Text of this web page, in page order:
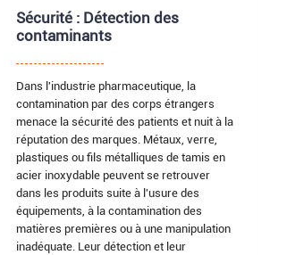
Sécurité : Détection des
contaminants
Dans l'industrie pharmaceutique, la
contamination par des corps étrangers
menace la sécurité des patients et nuit à la
réputation des marques. Métaux, verre,
plastiques ou fils métalliques de tamis en
acier inoxydable peuvent se retrouver
dans les produits suite à l'usure des
équipements, à la contamination des
matières premières ou à une manipulation
inadéquate. Leur détection et leur